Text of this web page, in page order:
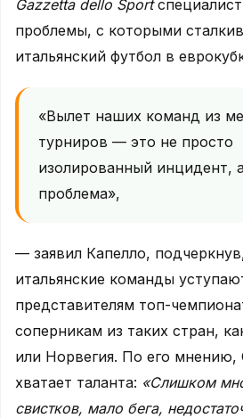
Gazzetta dello Sport
проблемы, с которыми
итальянский футбол в
«Вылет наших команд из
турниров — это не просто
изолированный инцидент,
проблема»,
— заявил Капелло,
итальянские команды
представителям топ-
соперникам из таких стран,
или Норвегия. По его мнению,
хватает таланта: «Слишком
свистков, мало бега,